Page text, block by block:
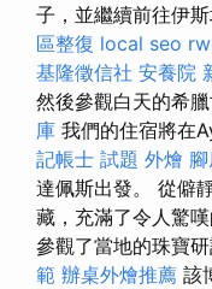
子，並繼續前往伊
區整復 local seo
基隆徵信社 安養院
然後參觀白天的希
庫 我們的住宿將在
記帳士 試題 外燴
達佩斯出發。 從僻
藏，充滿了令人驚
參觀了當地的珠寶
範 辦桌外燴推薦 該